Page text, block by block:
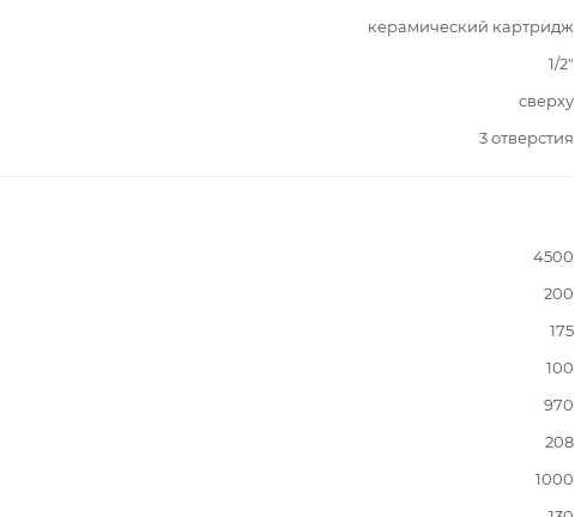
керамический картридж
1/2"
сверху
3 отверстия
4500
200
175
100
970
208
1000